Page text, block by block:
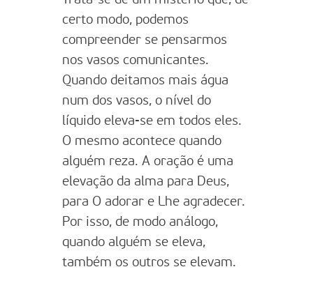
certo modo, podemos
compreender se pensarmos
nos vasos comunicantes.
Quando deitamos mais água
num dos vasos, o nível do
líquido eleva-se em todos eles.
O mesmo acontece quando
alguém reza. A oração é uma
elevação da alma para Deus,
para O adorar e Lhe agradecer.
Por isso, de modo análogo,
quando alguém se eleva,
também os outros se elevam.